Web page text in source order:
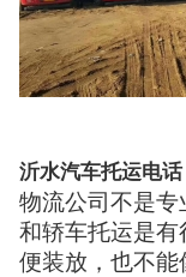
沂水汽车托运电话
物流公司不是
和轿车托运是
便装放，也不